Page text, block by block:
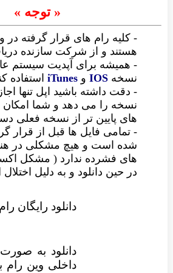
« توجه »
- کلیه رام های قرار گرفته
هستند و از شرکت سازنده
- همیشه برای آپدیت سیستم
نسخه IOSو iTunesاستفاده
- دقت داشته باشید اپل تنها
نسخه را می دهد و شما امکان
های پایین تر از نسخه فعلی
- تمامی فایل ها قبل از
شده است و هیچ مشکلی در
های فشرده ندارد ( مشکل
در حین دانلود و به دلیل
دانلود رایگان
دانلود به
داخلی وین